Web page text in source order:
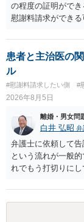
の程度の証明がで
慰謝料請求ができ
た方が良いでしょう
患者と主治医の
ル
#慰謝料請求したい側 #
2026年8月5日
離婚・男女問
白井 弘昭 弁
弁護士に依頼して
という流れが一般
れでもう打切りに
検察庁に訴えるの
は、結局所轄だと
ないです。 一度、